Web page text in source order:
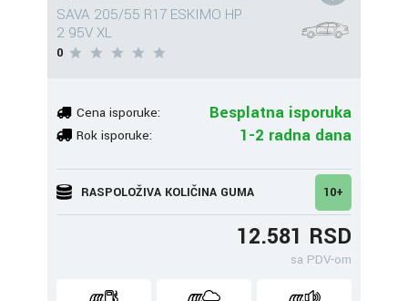
SAVA 205/55 R17 ESKIMO HP
2 95V XL
0
Cena isporuke: Besplatna isporuka
Rok isporuke: 1-2 radna dana
RASPOLOŽIVA KOLIČINA GUMA 10+
12.581 RSD
sa PDV-om